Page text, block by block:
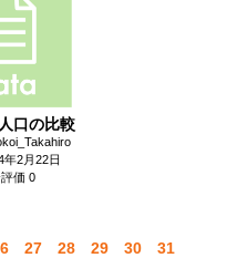
口の比較
年2月22日
価 0
27 28 29 30
31